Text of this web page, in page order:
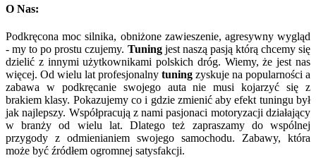
O Nas:
Podkręcona moc silnika, obniżone zawieszenie, agresywny wygląd
- my to po prostu czujemy. Tuningjest naszą pasją którą chcemy się
dzielić z innymi użytkownikami polskich dróg. Wiemy, że jest nas
więcej. Od wielu lat profesjonalny tuning zyskuje na popularności a
zabawa w podkręcanie swojego auta nie musi kojarzyć się z
brakiem klasy. Pokazujemy co i gdzie zmienić aby efekt tuningu był
jak najlepszy. Współpracują z nami pasjonaci motoryzacji działający
w branży od wielu lat. Dlatego też zapraszamy do wspólnej
przygody z odmienianiem swojego samochodu. Zabawy, która
może być źródłem ogromnej satysfakcji.